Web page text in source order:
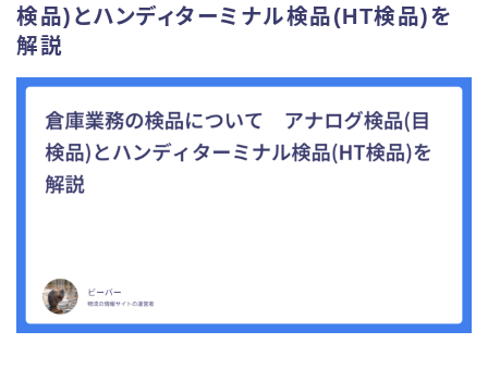
オススメの情報サイト
物流関連企業のご担当者の方々へ
トラック業務の実務紹介
検品)とハンディターミナル検品(HT検品)を
解説